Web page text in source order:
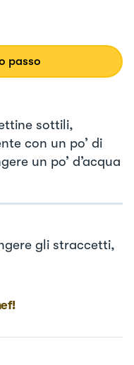
passo
sottili,
con un po’ di
un po’ d’acqua
gli straccetti,